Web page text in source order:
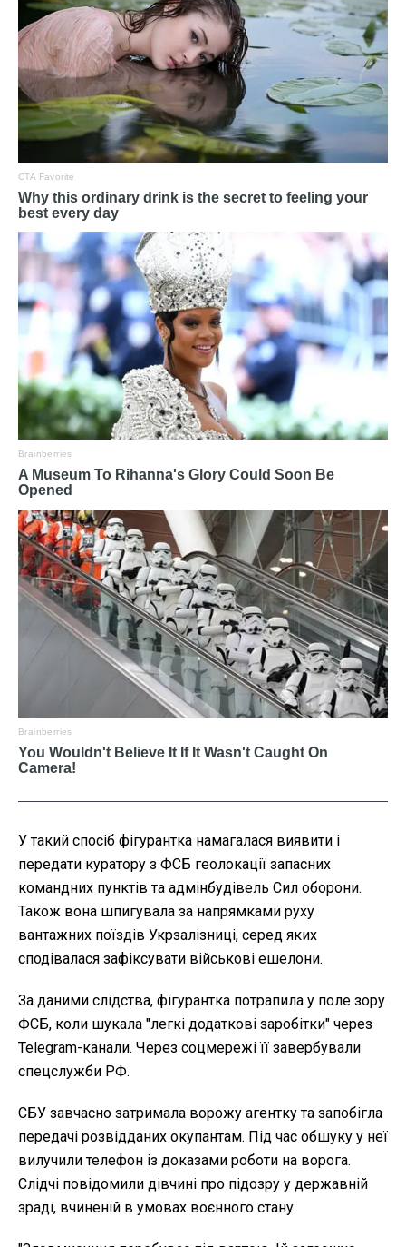
У такий спосіб фігурантка намагалася виявити і
передати куратору з ФСБ геолокації запасних
командних пунктів та адмінбудівель Сил оборони.
Також вона шпигувала за напрямками руху
вантажних поїздів Укрзалізниці, серед яких
сподівалася зафіксувати військові ешелони.
За даними слідства, фігурантка потрапила у поле зору
ФСБ, коли шукала "легкі додаткові заробітки" через
Telegram-канали. Через соцмережі її завербували
спецслужби РФ.
СБУ завчасно затримала ворожу агентку та запобігла
передачі розвідданих окупантам. Під час обшуку у неї
вилучили телефон із доказами роботи на ворога.
Слідчі повідомили дівчині про підозру у державній
зраді, вчиненій в умовах воєнного стану.